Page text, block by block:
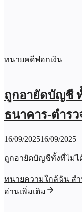
ทนายคดีฟอกเงิน
ถูกอายัดบัญชี
ธนาคาร-ตำรว
16/09/202516/09/2025
ถูกอายัดบัญชีทั้งที่ไม่ไ
ทนายความใกล้ฉัน ส
อ่านเพิ่มเติม